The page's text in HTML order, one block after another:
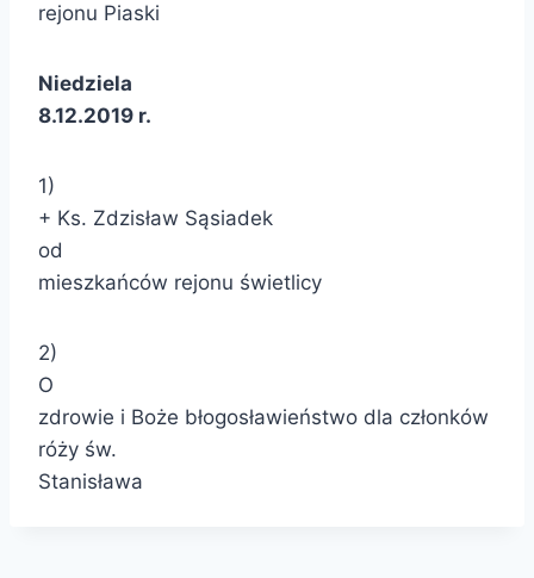
rejonu Piaski
Niedziela
8.12.2019 r.
1)
+ Ks. Zdzisław Sąsiadek
od
mieszkańców rejonu świetlicy
2)
O
zdrowie i Boże błogosławieństwo dla członków
róży św.
Stanisława